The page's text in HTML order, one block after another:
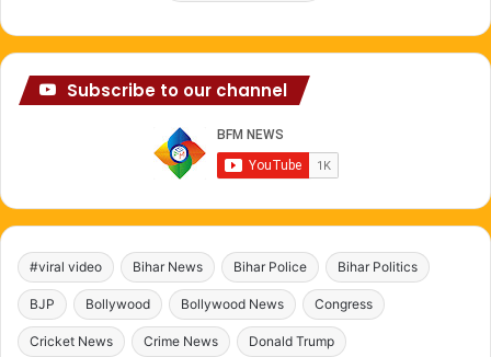
Subscribe to our channel
#viral video Bihar News Bihar Police Bihar Politics
BJP Bollywood Bollywood News Congress
Cricket News Crime News Donald Trump